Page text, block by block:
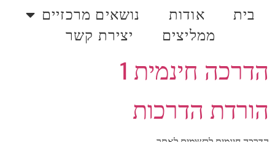
בית אודות
נושאים מרכזיים
ממליצים
יצירת קשר
הדרכה חינמית 1
הורדת הדרכות